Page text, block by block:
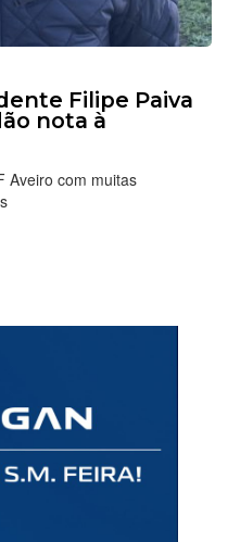
Filipe Paiva
nota à
Aveiro com muitas